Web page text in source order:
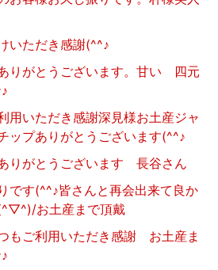
いただき感謝(^^♪
りがとうございます。甘い 四元
用いただき感謝深見様お土産ジャ
ップありがとうございます(^^♪
りがとうございます 長谷さん
です(^^♪皆さんと再会出来て良か
お土産まで頂戴
もご利用いただき感謝 お土産ま